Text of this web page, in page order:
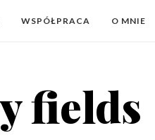
WSPÓŁPRACA O MNIE